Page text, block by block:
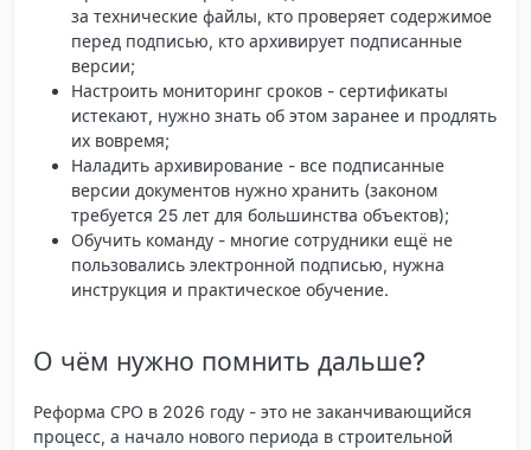
за технические файлы, кто проверяет содержимое
перед подписью, кто архивирует подписанные
версии;
Настроить мониторинг сроков - сертификаты
истекают, нужно знать об этом заранее и продлять
их вовремя;
Наладить архивирование - все подписанные
версии документов нужно хранить (законом
требуется 25 лет для большинства объектов);
Обучить команду - многие сотрудники ещё не
пользовались электронной подписью, нужна
инструкция и практическое обучение.
О чём нужно помнить дальше?
Реформа СРО в 2026 году - это не заканчивающийся
процесс, а начало нового периода в строительной